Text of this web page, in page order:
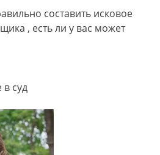
составить исковое
, есть ли у вас может
в суд